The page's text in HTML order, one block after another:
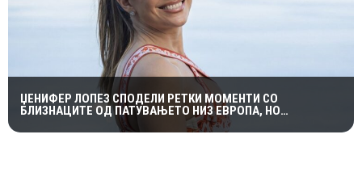
ЏЕНИФЕР ЛОПЕЗ СПОДЕЛИ РЕТКИ МОМЕНТИ СО
БЛИЗНАЦИТЕ ОД ПАТУВАЊЕТО НИЗ ЕВРОПА, НО
ФОТОГРАФИИТЕ ПРЕДИЗВИКАА ПОДЕЛЕНИ РЕАКЦИИ